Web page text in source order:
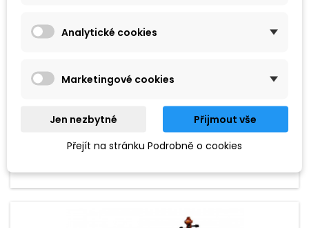
HIDERSINE VIOLA PIACENZA 15,5" OUTFIT
Violový set 15,5" ideální pro pokročilejší a náročnější violisty.
Horní deska ze smrkového masivu, zadní deska a luby z
Součástí je i obal a kalafuna.
 Přidat do košíku
Analytické cookies
Marketingové cookies
Jen nezbytné
Přijmout vše
Přejít na stránku Podrobně o cookies